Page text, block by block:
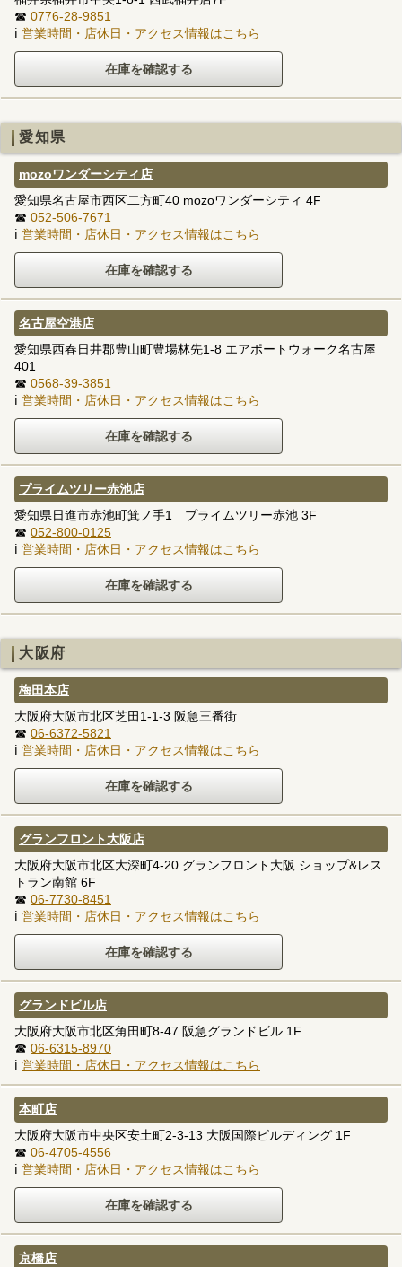
☎ 0776-28-9851
ℹ 営業時間・店休日・アクセス情報はこちら
愛知県
mozoワンダーシティ店
愛知県名古屋市西区二方町40 mozoワンダーシティ 4F
☎ 052-506-7671
ℹ 営業時間・店休日・アクセス情報はこちら
名古屋空港店
愛知県西春日井郡豊山町豊場林先1-8 エアポートウォーク名古屋
401
☎ 0568-39-3851
ℹ 営業時間・店休日・アクセス情報はこちら
プライムツリー赤池店
愛知県日進市赤池町箕ノ手1 プライムツリー赤池 3F
☎ 052-800-0125
ℹ 営業時間・店休日・アクセス情報はこちら
大阪府
梅田本店
大阪府大阪市北区芝田1-1-3 阪急三番街
☎ 06-6372-5821
ℹ 営業時間・店休日・アクセス情報はこちら
グランフロント大阪店
大阪府大阪市北区大深町4-20 グランフロント大阪 ショップ&レス
トラン南館 6F
☎ 06-7730-8451
ℹ 営業時間・店休日・アクセス情報はこちら
グランドビル店
大阪府大阪市北区角田町8-47 阪急グランドビル 1F
☎ 06-6315-8970
ℹ 営業時間・店休日・アクセス情報はこちら
本町店
大阪府大阪市中央区安土町2-3-13 大阪国際ビルディング 1F
☎ 06-4705-4556
ℹ 営業時間・店休日・アクセス情報はこちら
京橋店